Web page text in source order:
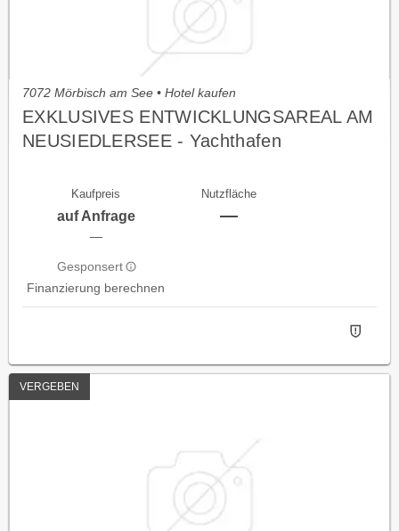
7072 Mörbisch am See • Hotel kaufen
EXKLUSIVES ENTWICKLUNGSAREAL AM
NEUSIEDLERSEE - Yachthafen
Kaufpreis
auf Anfrage
—
Gesponsert
Finanzierung berechnen
Nutzfläche
—
VERGEBEN